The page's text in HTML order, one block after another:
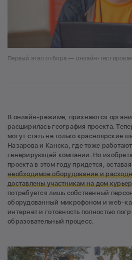
Первый этап отбора — онлайн-
В онлайн-режиме, признаются
расширилась география проекта.
могут стать не только красноярские
Назарова и Канска, где тоже
генерирующей компании. Но
проекта в этом году придется,
необходимое оборудование и
доставлены участникам на дом
потребуется лишь собственный
оборудованный микрофоном и web-
интернет и готовность полностью
образовательный процесс.